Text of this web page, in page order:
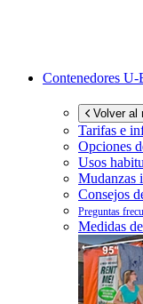
Contenedores U-
Volver al
Tarifas e
Opciones
Usos
Mudanzas
Consejos
Preguntas
Medidas